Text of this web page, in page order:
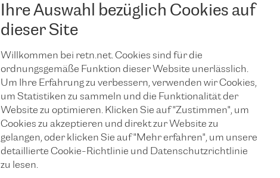
Ihre Auswahl bezüglich Cookies auf
dieser Site
Willkommen bei retn.net. Cookies sind für die
ordnungsgemäße Funktion dieser Website unerlässlich.
Um Ihre Erfahrung zu verbessern, verwenden wir Cookies,
um Statistiken zu sammeln und die Funktionalität der
Website zu optimieren. Klicken Sie auf "Zustimmen", um
Cookies zu akzeptieren und direkt zur Website zu
gelangen, oder klicken Sie auf "Mehr erfahren", um unsere
detaillierte Cookie-Richtlinie und Datenschutzrichtlinie
zu lesen.